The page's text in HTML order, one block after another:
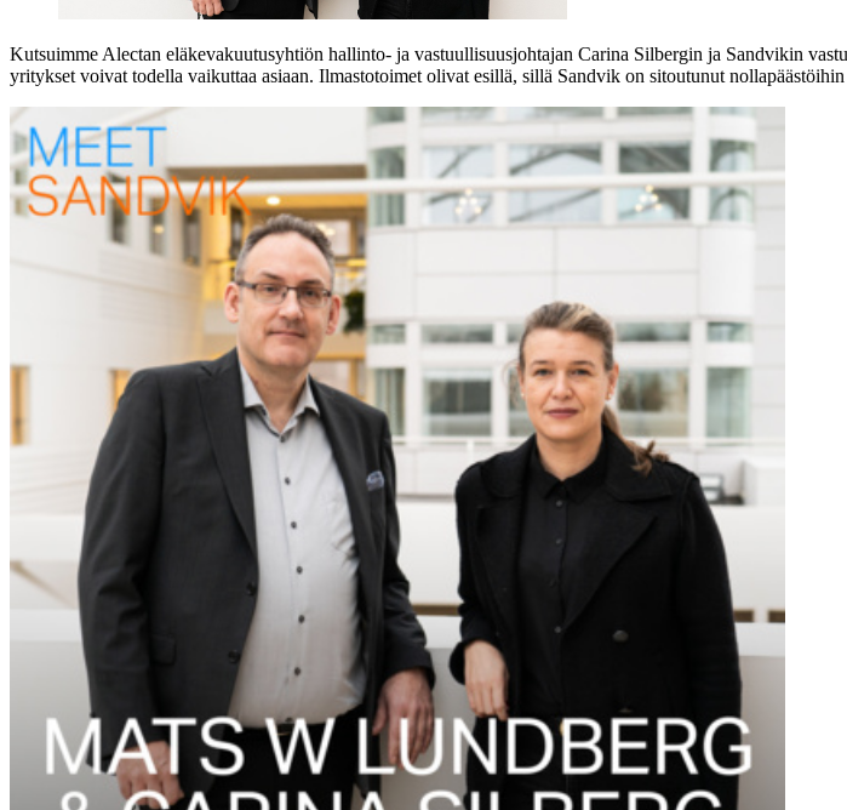
Kutsuimme Alectan eläkevakuutusyhtiön hallinto- ja vastuullisuusjohtajan Carina Silbergin ja Sandvikin
yritykset voivat todella vaikuttaa asiaan. Ilmastotoimet olivat esillä, sillä Sandvik on sitoutunut